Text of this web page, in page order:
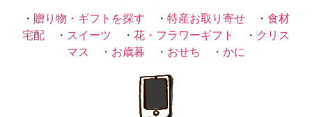
・ 贈り物・ギフトを探す ・ 特産お取り寄せ ・ 食材
宅配 ・ スイーツ ・ 花・フラワーギフト ・ クリス
マス ・ お歳暮 ・ おせち ・ かに